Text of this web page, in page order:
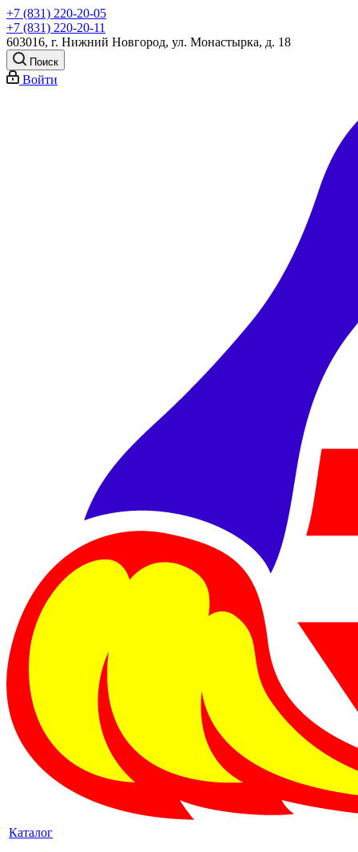
+7 (831) 220-20-05
+7 (831) 220-20-11
603016, г. Нижний Новгород, ул. Монастырка, д. 18
Поиск
Войти
Каталог